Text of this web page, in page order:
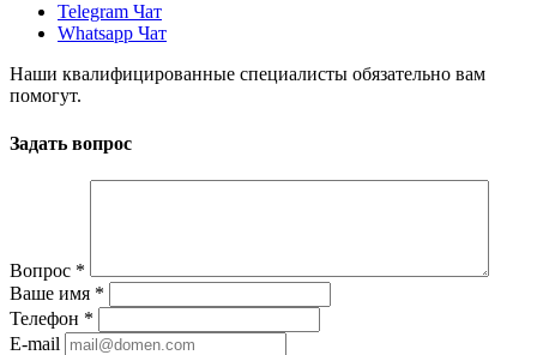
Telegram Чат
Whatsapp Чат
Наши квалифицированные специалисты обязательно вам
помогут.
Задать вопрос
Вопрос *
Ваше имя *
Телефон *
E-mail